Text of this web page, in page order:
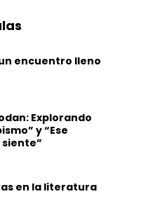
encuentro lleno
Explorando
y “Ese
en la literatura